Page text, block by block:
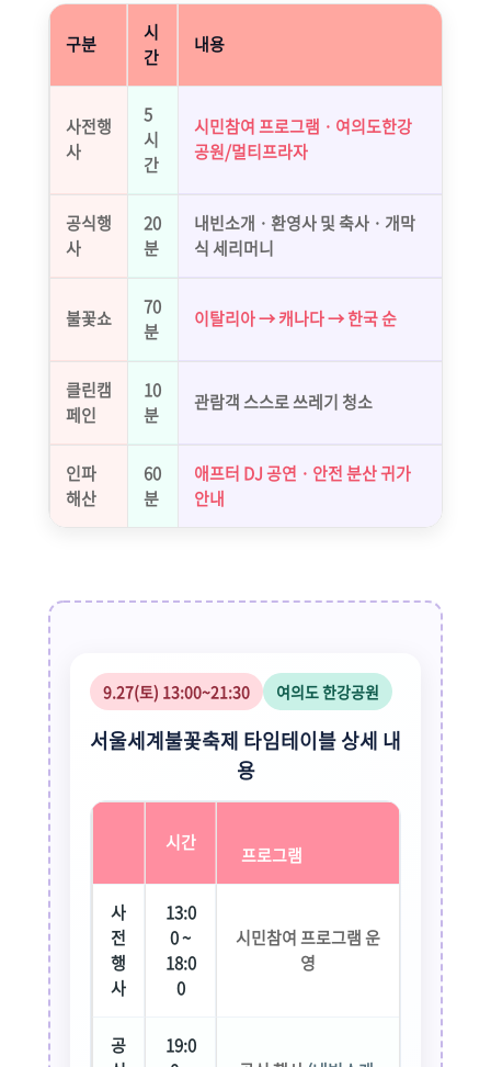
구분
시
간
내용
사전행
사
5
시
간
시민참여 프로그램 · 여의도한강
공원/멀티프라자
공식행
사
20
분
내빈소개 · 환영사 및 축사 · 개막
식 세리머니
불꽃쇼
70
분
이탈리아 → 캐나다 → 한국 순
클린캠
페인
10
분
관람객 스스로 쓰레기 청소
인파
해산
60
분
애프터 DJ 공연 · 안전 분산 귀가
안내
9.27(토) 13:00~21:30 여의도 한강공원
서울세계불꽃축제 타임테이블 상세 내
용
시간
프로그램
사
전
행
사
13:0
0 ~
18:0
0
시민참여 프로그램 운
영
공
19:0